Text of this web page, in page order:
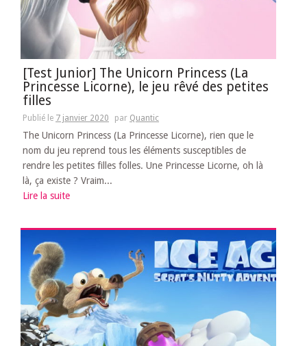
[Test Junior] The Unicorn Princess (La
Princesse Licorne), le jeu rêvé des petites
filles
Publié le 7 janvier 2020 par Quantic
The Unicorn Princess (La Princesse Licorne), rien que le
nom du jeu reprend tous les éléments susceptibles de
rendre les petites filles folles. Une Princesse Licorne, oh là
là, ça existe ? Vraim...
Lire la suite